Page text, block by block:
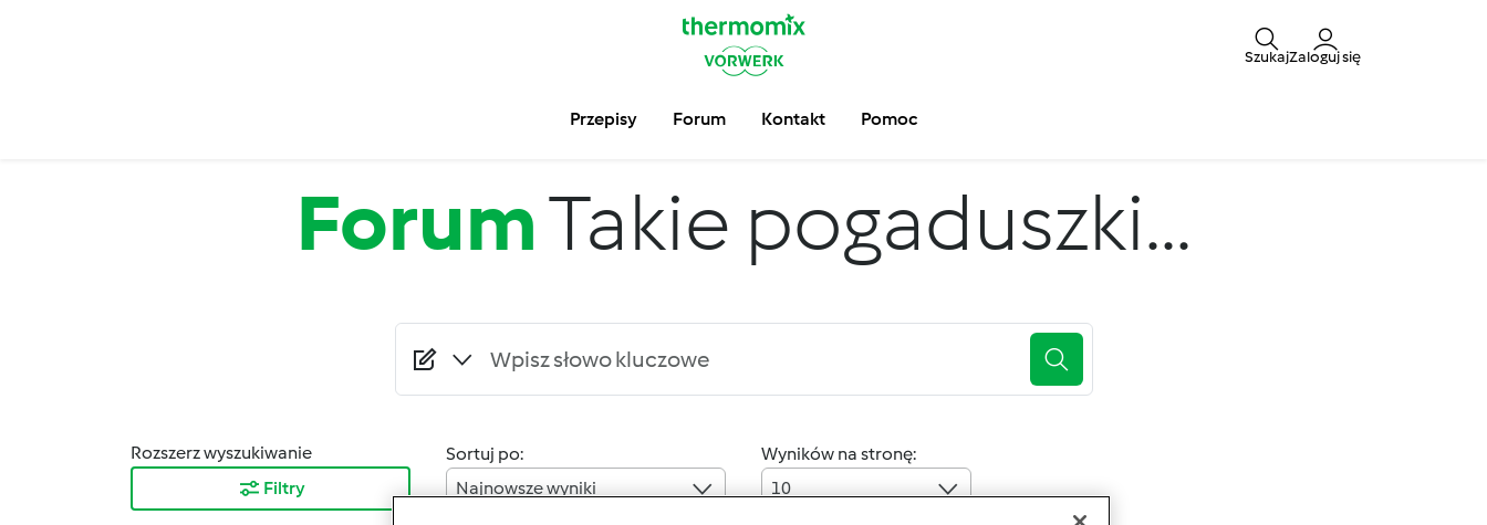
SzukajZaloguj się
Przepisy Forum Kontakt Pomoc
ForumTakie pogaduszki...
Rozszerz wyszukiwanie
Filtry
Sortuj po:
Najnowsze wyniki
Wyników na stronę:
10